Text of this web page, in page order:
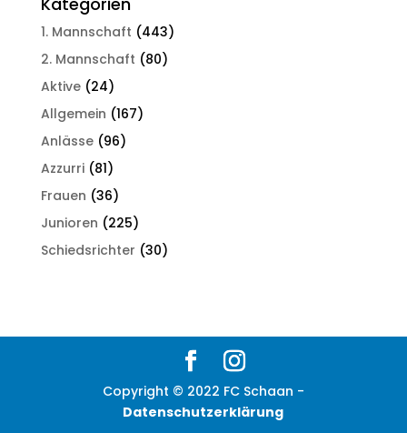
1. Mannschaft (443)
2. Mannschaft (80)
Aktive(24)
Allgemein (167)
Anlässe(96)
Azzurri(81)
Frauen (36)
Junioren (225)
Schiedsrichter (30)
Copyright © 2022 FC Schaan -
Datenschutzerklärung